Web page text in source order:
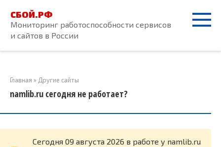
контенту
СБОЙ.РФ
Мониторинг работоспособности сервисов
и сайтов в России
Главная » Другие сайты
namlib.ru сегодня не работает?
Cегодня 09 августа 2026 в работе у namlib.ru